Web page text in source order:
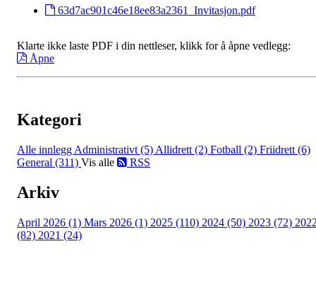
63d7ac901c46e18ee83a2361_Invitasjon.pdf
Klarte ikke laste PDF i din nettleser, klikk for å åpne vedlegg:
Åpne
Kategori
Alle innlegg Administrativt (5) Allidrett (2) Fotball (2) Friidrett (6)
General (311) Vis alle RSS
Arkiv
April 2026 (1) Mars 2026 (1) 2025 (110) 2024 (50) 2023 (72)
(82) 2021 (24)